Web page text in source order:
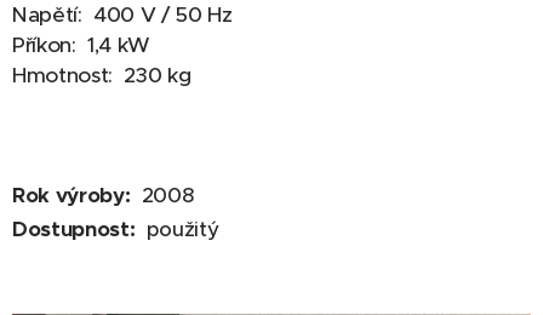
Napětí: 400 V / 50 Hz
Příkon: 1,4 kW
Hmotnost: 230 kg
Rok výroby: 2008
Dostupnost: použitý